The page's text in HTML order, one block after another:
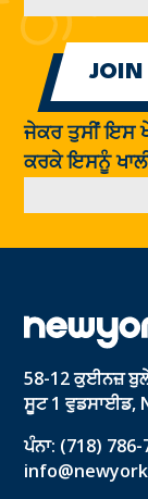
ਜੇਕਰ ਤੁਸੀਂ ਇਸ
ਕਰਕੇ ਇਸਨੂੰ
58-12 ਕੁਈਨਜ਼
ਸੂਟ 1 ਵੁਡਸਾਈਡ,
ਪੰਨਾ: (718) 786-